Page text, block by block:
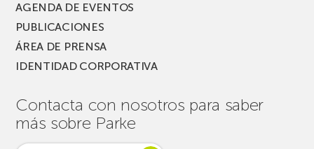
AGENDA DE EVENTOS
PUBLICACIONES
ÁREA DE PRENSA
IDENTIDAD CORPORATIVA
Contacta con nosotros para saber
más sobre Parke